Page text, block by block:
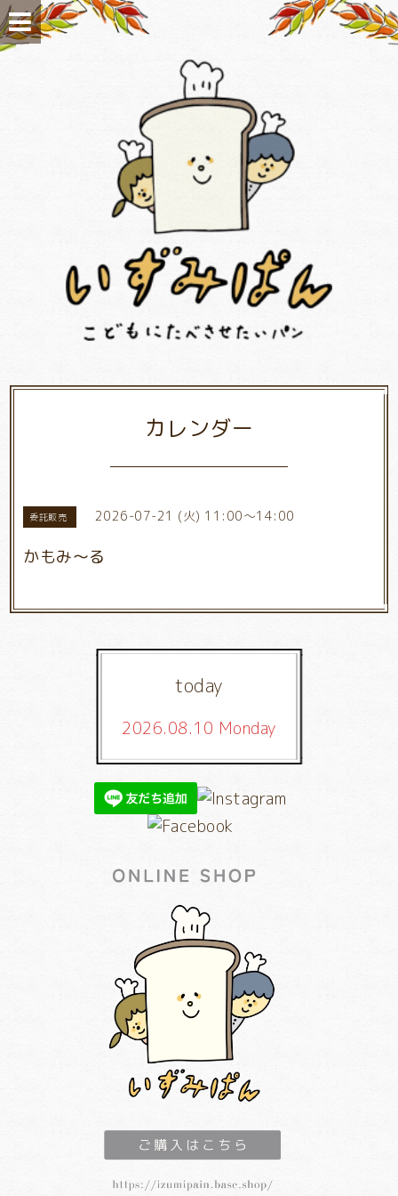
カレンダー
委託販売 2026-07-21 (火) 11:00～14:00
かもみ～る
today
2026.08.10 Monday